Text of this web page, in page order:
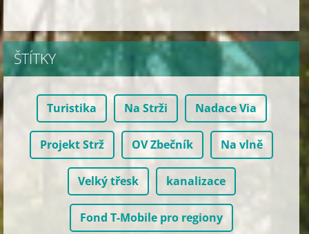
ŠTÍTKY
Turistika Na Strži Nadace Via
Projekt Strž OV Zbečník Na vlně
Velký třesk kanalizace
Fond T-Mobile pro regiony